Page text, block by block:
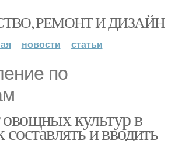
РЕМОНТ И ДИЗАЙН
новости статьи
по
культур в
составлять и вводить